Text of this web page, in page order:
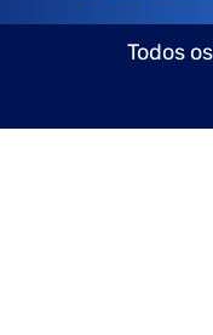
Todos